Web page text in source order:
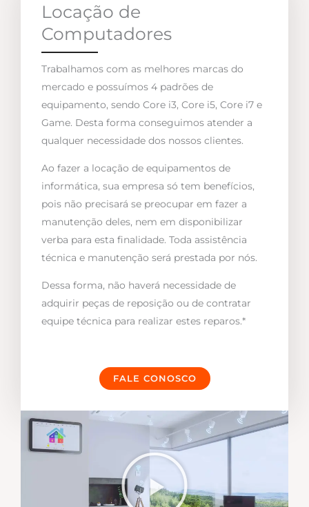
Locação de
Computadores
Trabalhamos com as melhores marcas do
mercado e possuímos 4 padrões de
equipamento, sendo Core i3, Core i5, Core i7 e
Game. Desta forma conseguimos atender a
qualquer necessidade dos nossos clientes.
Ao fazer a locação de equipamentos de
informática, sua empresa só tem benefícios,
pois não precisará se preocupar em fazer a
manutenção deles, nem em disponibilizar
verba para esta finalidade. Toda assistência
técnica e manutenção será prestada por nós.
Dessa forma, não haverá necessidade de
adquirir peças de reposição ou de contratar
equipe técnica para realizar estes reparos.*
FALE CONOSCO